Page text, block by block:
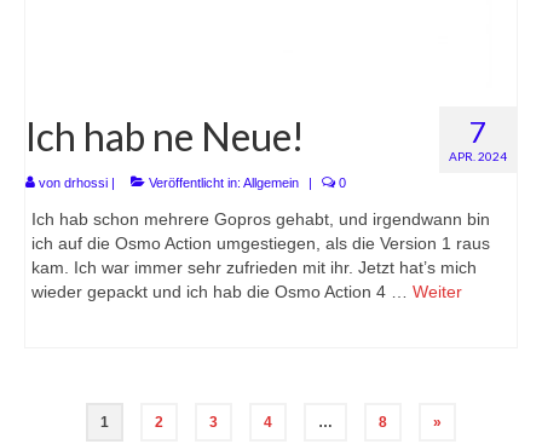
7
APR. 2024
Ich hab ne Neue!
von drhossi | Veröffentlicht in: Allgemein | 0
Ich hab schon mehrere Gopros gehabt, und irgendwann bin
ich auf die Osmo Action umgestiegen, als die Version 1 raus
kam. Ich war immer sehr zufrieden mit ihr. Jetzt hat’s mich
wieder gepackt und ich hab die Osmo Action 4 … Weiter
Seitennummerierung
1 2 3 4 … 8 »